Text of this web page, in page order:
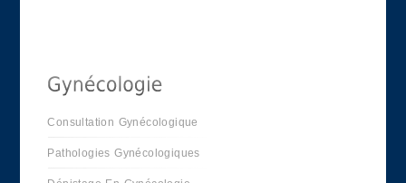
Consultation Gynécologique
Pathologies Gynécologiques